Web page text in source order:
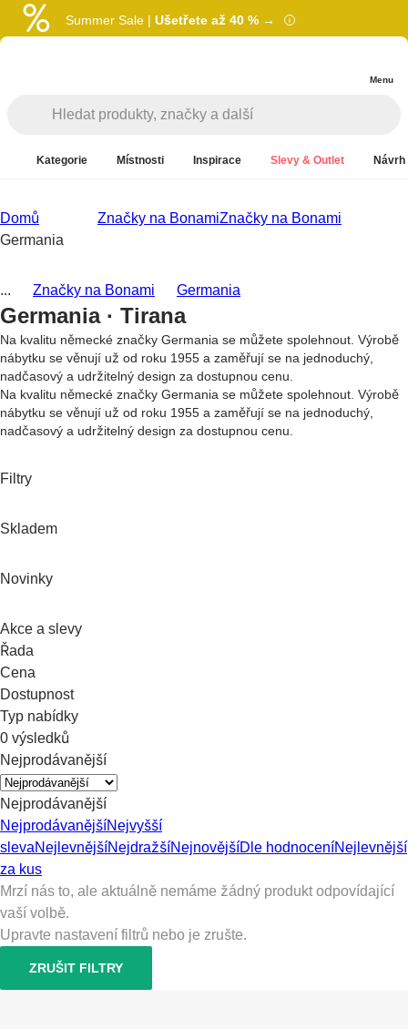
Summer Sale | Ušetřete až 40 % →
Menu
Kategorie Místnosti Inspirace Slevy & Outlet
Domů Značky na BonamiZnačky na Bonami
Germania
... Značky na Bonami Germania
Germania · Tirana
Na kvalitu německé značky Germania se můžete spolehnout. Výrobě
nábytku se věnují už od roku 1955 a zaměřují se na jednoduchý,
nadčasový a udržitelný design za dostupnou cenu.
Na kvalitu německé značky Germania se můžete spolehnout. Výrobě
nábytku se věnují už od roku 1955 a zaměřují se na jednoduchý,
nadčasový a udržitelný design za dostupnou cenu.
Filtry
Skladem
Novinky
Akce a slevy
Řada
Cena
Dostupnost
Typ nabídky
0 výsledků
Nejprodávanější
Nejprodávanější
NejprodávanějšíNejvyšší
slevaNejlevnějšíNejdražšíNejnovějšíDle hodnoceníNejlevnější
za kus
Mrzí nás to, ale aktuálně nemáme žádný produkt odpovídající
vaší volbě.
Upravte nastavení filtrů nebo je zrušte.
ZRUŠIT FILTRY